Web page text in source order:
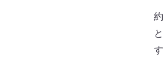
す